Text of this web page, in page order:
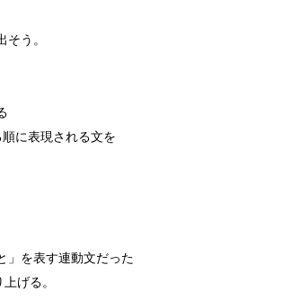
う。
に表現される文を
」を表す連動文だった
げる。